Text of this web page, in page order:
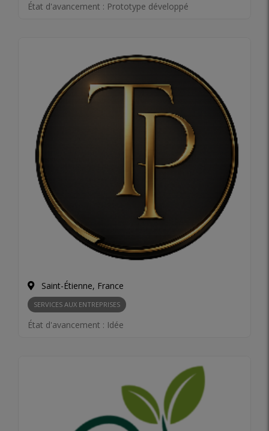
État d'avancement : Prototype développé
Saint-Étienne, France
SERVICES AUX ENTREPRISES
État d'avancement : Idée